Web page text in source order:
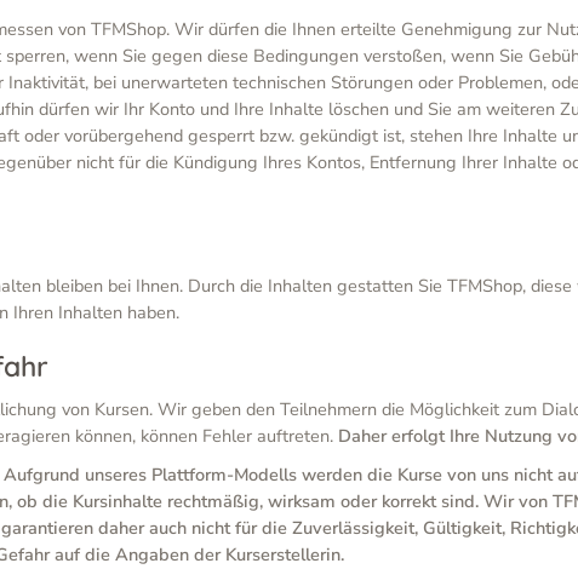
von TFMShop. Wir dürfen die Ihnen erteilte Genehmigung zur
wenn Sie gegen diese Bedingungen verstoßen, wenn Sie
bei unerwarteten technischen Störungen oder Problemen,
dürfen wir Ihr Konto und Ihre Inhalte löschen und Sie am weiteren
oder vorübergehend gesperrt bzw. gekündigt ist, stehen Ihre Inhalte
nicht für die Kündigung Ihres Kontos, Entfernung Ihrer Inhalte
bleiben bei Ihnen. Durch die Inhalten gestatten Sie TFMShop,
Ihren Inhalten haben.
von Kursen. Wir geben den Teilnehmern die Möglichkeit zum
können, können Fehler auftreten. Daher erfolgt Ihre Nutzung
Aufgrund unseres Plattform-Modells werden die Kurse von uns nicht
die Kursinhalte rechtmäßig, wirksam oder korrekt sind. Wir von
daher auch nicht für die Zuverlässigkeit, Gültigkeit,
auf die Angaben der Kurserstellerin.